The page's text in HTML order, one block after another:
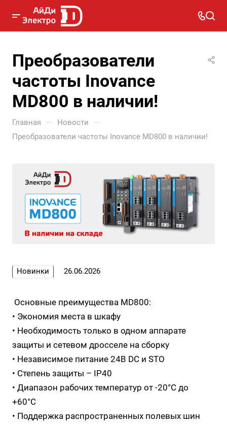
Преобразователи
частоты Inovance
MD800 в наличии!
Главная — Новости —
Преобразователи частоты Inovance MD800 в наличии!
Новинки 26.06.2026
Основные преимущества MD800:
• Экономия места в шкафу
• Необходимость только в одном аппарате
защиты и сетевом дросселе на сборку
• Независимое питание 24В DC и STO
• Степень защиты – IP40
• Диапазон рабочих температур от -20°С до
+60°С
• Поддержка распространенных полевых шин